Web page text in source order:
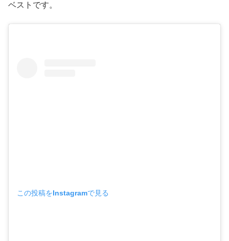
ベストです。
この投稿をInstagramで見る